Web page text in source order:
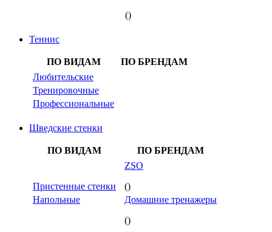
()
Теннис
ПО ВИДАМ
ПО БРЕНДАМ
Любительские
Тренировочные
Профессиональные
Шведские стенки
ПО ВИДАМ ПО БРЕНДАМ
Пристенные стенки
Напольные
ZSO
()
Домашние тренажеры
()